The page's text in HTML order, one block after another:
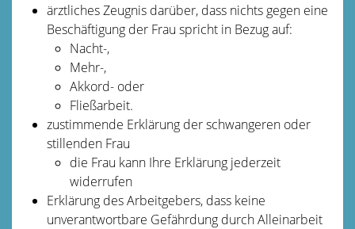
ärztliches Zeugnis darüber, dass nichts gegen eine
Beschäftigung der Frau spricht in Bezug auf:
Nacht-,
Mehr-,
Akkord- oder
Fließarbeit.
zustimmende Erklärung der schwangeren oder
stillenden Frau
die Frau kann Ihre Erklärung jederzeit
widerrufen
Erklärung des Arbeitgebers, dass keine
unverantwortbare Gefährdung durch Alleinarbeit